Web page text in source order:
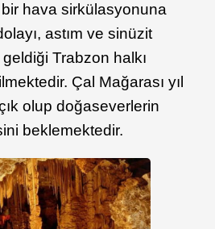
bir hava sirkülasyonuna
astım ve sinüzit
geldiği Trabzon halkı
Çal Mağarası yıl
olup doğaseverlerin
beklemektedir.